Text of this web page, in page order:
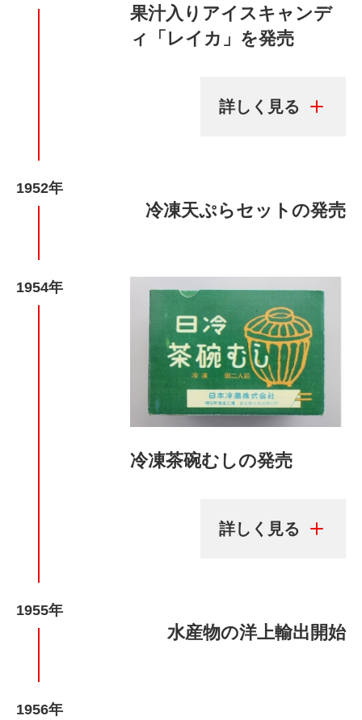
果汁入りアイスキャンデ
ィ「レイカ」を発売
1952年
冷凍天ぷらセットの発売
1954年
冷凍茶碗むしの発売
1955年
水産物の洋上輸出開始
1956年